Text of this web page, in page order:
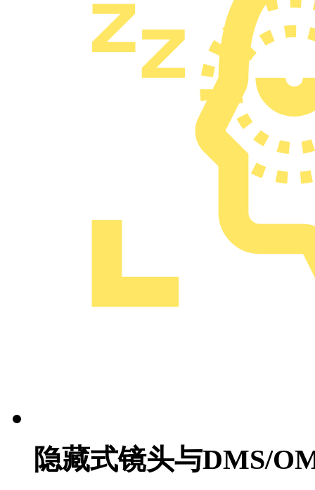
隐藏式镜头与DMS/